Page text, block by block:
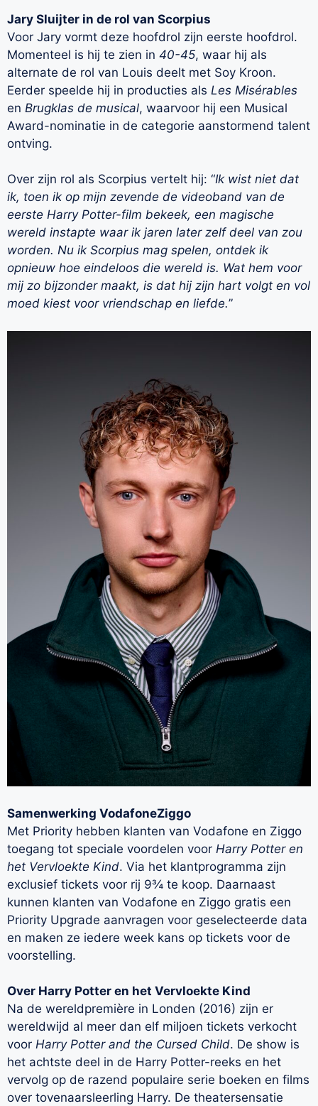
Jary Sluijter in de rol van Scorpius
Voor Jary vormt deze hoofdrol zijn eerste hoofdrol.
Momenteel is hij te zien in 40-45, waar hij als
alternate de rol van Louis deelt met Soy Kroon.
Eerder speelde hij in producties als Les Misérables
en Brugklas de musical, waarvoor hij een Musical
Award-nominatie in de categorie aanstormend talent
ontving.
Over zijn rol als Scorpius vertelt hij: “Ik wist niet dat
ik, toen ik op mijn zevende de videoband van de
eerste Harry Potter-film bekeek, een magische
wereld instapte waar ik jaren later zelf deel van zou
worden. Nu ik Scorpius mag spelen, ontdek ik
opnieuw hoe eindeloos die wereld is. Wat hem voor
mij zo bijzonder maakt, is dat hij zijn hart volgt en vol
moed kiest voor vriendschap en liefde.”
Samenwerking VodafoneZiggo
Met Priority hebben klanten van Vodafone en Ziggo
toegang tot speciale voordelen voor Harry Potter en
het Vervloekte Kind. Via het klantprogramma zijn
exclusief tickets voor rij 9¾ te koop. Daarnaast
kunnen klanten van Vodafone en Ziggo gratis een
Priority Upgrade aanvragen voor geselecteerde data
en maken ze iedere week kans op tickets voor de
voorstelling.
Over Harry Potter en het Vervloekte Kind
Na de wereldpremière in Londen (2016) zijn er
wereldwijd al meer dan elf miljoen tickets verkocht
voor Harry Potter and the Cursed Child. De show is
het achtste deel in de Harry Potter-reeks en het
vervolg op de razend populaire serie boeken en films
over tovenaarsleerling Harry. De theatersensatie